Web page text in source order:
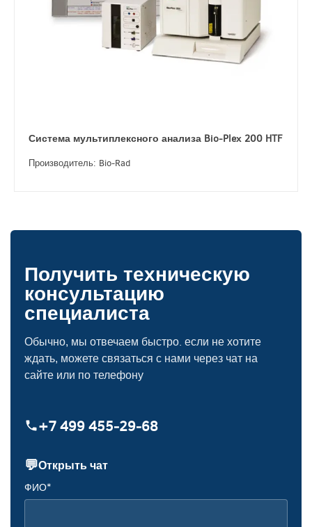
Система мультиплексного анализа Bio-Pleх 200 HTF
Производитель: Bio-Rad
Получить техническую
консультацию
специалиста
Обычно, мы отвечаем быстро. если не хотите
ждать, можете связаться с нами через чат на
сайте или по телефону
+7 499 455‑29‑68
💬Открыть чат
ФИО*